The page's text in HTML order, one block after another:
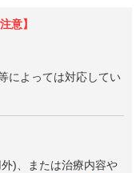
意】
によっては対応してい
)、または治療内容や